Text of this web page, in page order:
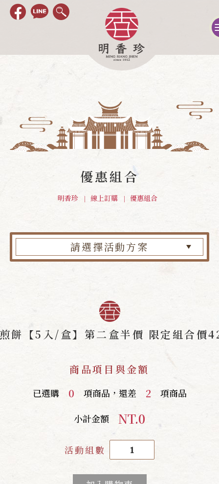
優惠組合
明香珍 線上訂購 優惠組合
請選擇活動方案
餅【5入/盒】第二盒半價 限定組合價
商品項目與金額
已選購 0 項商品，還差 2
項商品
小計金額
NT.0
活動組數